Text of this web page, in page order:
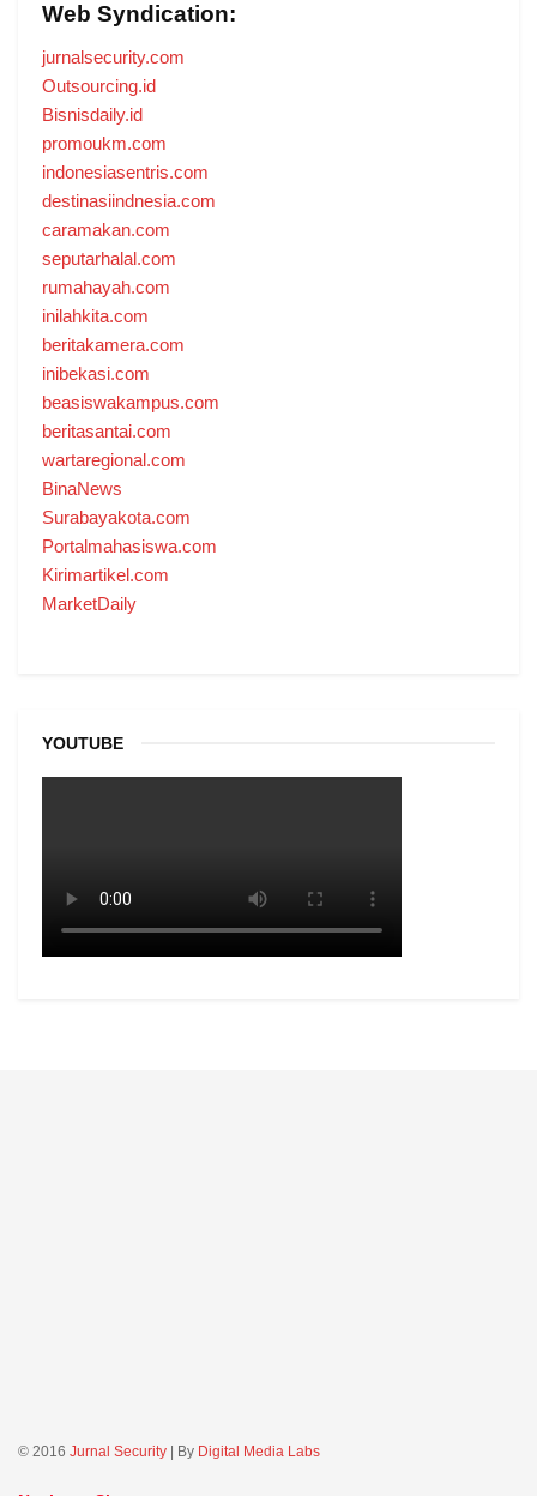
Web Syndication:
jurnalsecurity.com
Outsourcing.id
Bisnisdaily.id
promoukm.com
indonesiasentris.com
destinasiindnesia.com
caramakan.com
seputarhalal.com
rumahayah.com
inilahkita.com
beritakamera.com
inibekasi.com
beasiswakampus.com
beritasantai.com
wartaregional.com
BinaNews
Surabayakota.com
Portalmahasiswa.com
Kirimartikel.com
MarketDaily
YOUTUBE
© 2016 Jurnal Security | By Digital Media Labs